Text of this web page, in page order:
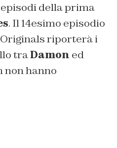
della prima
. Il 14esimo episodio
riporterà i
traDamon ed
non hanno